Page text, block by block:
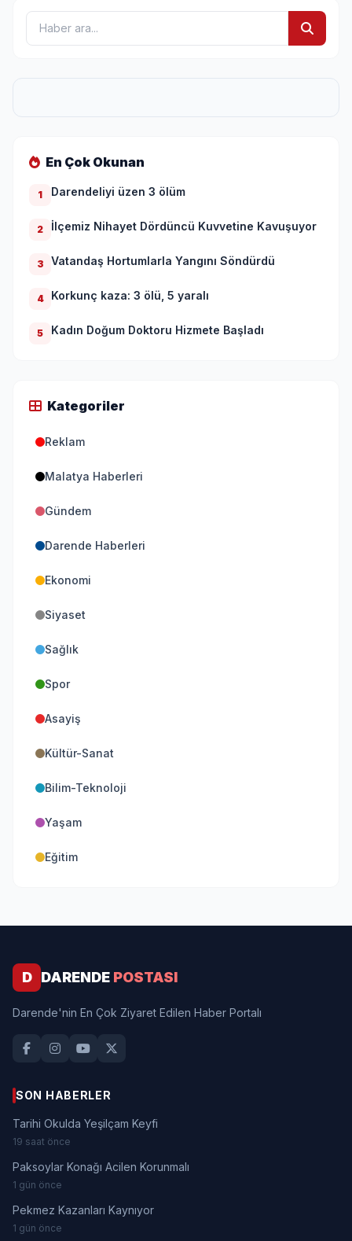
En Çok Okunan
1 Darendeliyi üzen 3 ölüm
2 İlçemiz Nihayet Dördüncü Kuvvetine Kavuşuyor
3 Vatandaş Hortumlarla Yangını Söndürdü
4 Korkunç kaza: 3 ölü, 5 yaralı
5 Kadın Doğum Doktoru Hizmete Başladı
Kategoriler
Reklam
Malatya Haberleri
Gündem
Darende Haberleri
Ekonomi
Siyaset
Sağlık
Spor
Asayiş
Kültür-Sanat
Bilim-Teknoloji
Yaşam
Eğitim
D DARENDE POSTASI
Darende'nin En Çok Ziyaret Edilen Haber Portalı
SON HABERLER
Tarihi Okulda Yeşilçam Keyfi
19 saat önce
Paksoylar Konağı Acilen Korunmalı
1 gün önce
Pekmez Kazanları Kaynıyor
1 gün önce